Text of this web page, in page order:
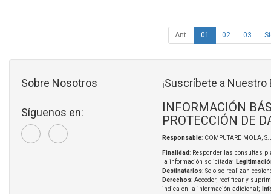
Ant. 01 02 03
Sobre Nosotros
Síguenos en:
¡Suscríbete a Nuestro
INFORMACIÓN
PROTECCIÓN DE
Responsable: COMPUTARE MOLA,
Finalidad: Responder las consultas
la información solicitada;
Destinatarios: Solo se realizan
Derechos: Acceder, rectificar y
indica en la información adicional;